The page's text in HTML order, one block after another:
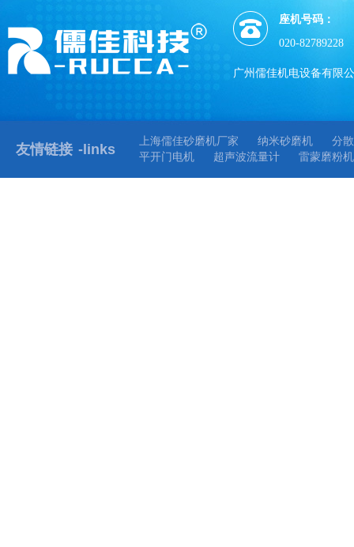
座机号码：
020-82789228
广州儒佳机电设备有限
友情链接 -links
上海儒佳砂磨机厂家 纳米砂磨机
分
平开门电机
超声波流量计 雷蒙磨粉机